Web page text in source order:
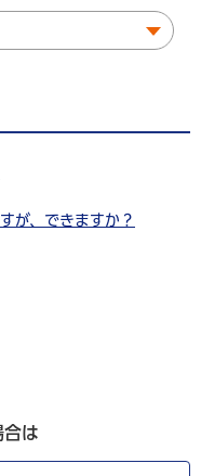
が、できますか？
合は